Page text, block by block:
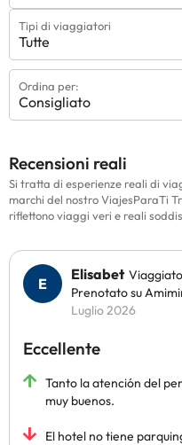
Tipi di viaggiatori
Tutte
Ordina per:
Consigliato
Recensioni reali
Si tratta di esperienze reali di
marchi del nostro ViajesParaTi
riflettono viaggi veri e reali
Elisabet
Prenotato su
Luglio 2026
Eccellente
Tanto la atención del
muy buenos.
El hotel no tiene